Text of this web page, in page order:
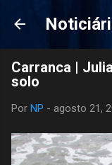
Carranca |
solo
Por NP - agosto 21,